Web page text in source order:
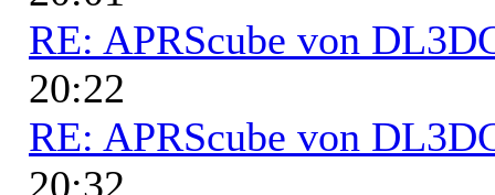
RE: APRScube von
20:22
RE: APRScube von
20:32